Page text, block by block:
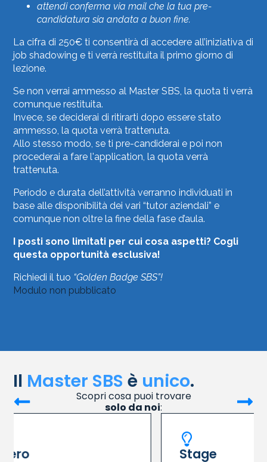
attendi conferma via mail che la tua pre-
candidatura sia andata a buon fine.
La cifra di 250€ ti consentirà di accedere all’iniziativa di
job shadowing e ti verrà restituita il primo giorno di
lezione.
Se non verrai ammesso al Master SBS, la quota ti verrà
comunque restituita.
Invece, se deciderai di ritirarti dopo essere stato
ammesso, la quota verrà trattenuta.
Allo stesso modo, se ti pre-candiderai e poi non
procederai a fare l'application, la quota verrà
trattenuta.
Periodo e durata dell’attività verranno individuati in
base alle disponibilità dei vari “tutor aziendali” e
comunque non oltre la fine della fase d’aula.
I posti sono limitati per cui cosa aspetti? Cogli
questa opportunità esclusiva!
Richiedi il tuo “Golden Badge SBS”!
Modulo non pubblicato
Il Master SBS è unico.
Scopri cosa puoi trovare
solo da noi: